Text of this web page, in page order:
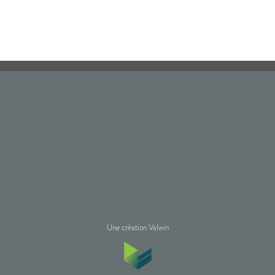
Une création Valwin